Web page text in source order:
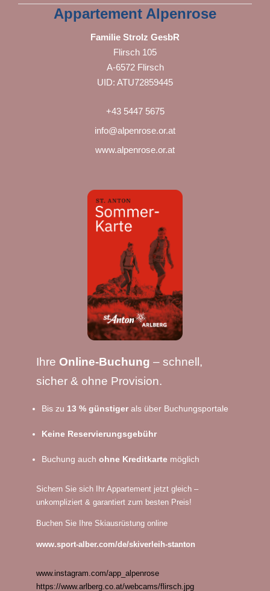
Appartement Alpenrose
Familie Strolz GesbR
Flirsch 105
A-6572 Flirsch
UID: ATU72859445
+43 5447 5675
info@alpenrose.or.at
www.alpenrose.or.at
Ihre Online-Buchung – schnell,
sicher & ohne Provision.
Bis zu 13 % günstigerals über Buchungsportale
Keine Reservierungsgebühr
Buchung auch ohne Kreditkarte möglich
Sichern Sie sich Ihr Appartement jetzt gleich –
unkompliziert & garantiert zum besten Preis!
Buchen Sie Ihre Skiausrüstung online
www.sport-alber.com/de/skiverleih-stanton
www.instagram.com/app_alpenrose
https://www.arlberg.co.at/webcams/flirsch.jpg